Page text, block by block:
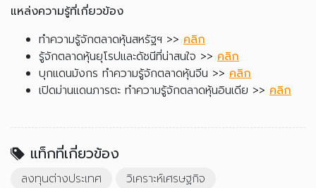
แหล่งความรู้ที่เกี่ยวข้อง
ทำความรู้จักตลาดหุ้นสหรัฐฯ >> คลิก
รู้จักตลาดหุ้นยุโรปและดัชนีที่น่าสนใจ >> คลิก
บุกแดนมังกร ทำความรู้จักตลาดหุ้นจีน >> คลิก
เปิดม่านแดนภารตะ ทำความรู้จักตลาดหุ้นอินเดีย >> คลิก
แท็กที่เกี่ยวข้อง
ลงทุนต่างประเทศ
วิเคราะห์เศรษฐกิจ